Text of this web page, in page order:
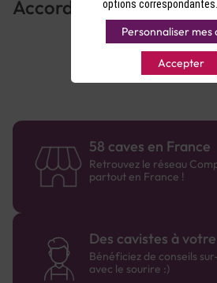
Accords Mets & Vins
58 caves en France
Retrouvez le réseau
partout en France !
Des cavistes à
Bénéficiez de conseils
avec le sourire :)
options correspondantes.
Personnaliser mes
Accepter